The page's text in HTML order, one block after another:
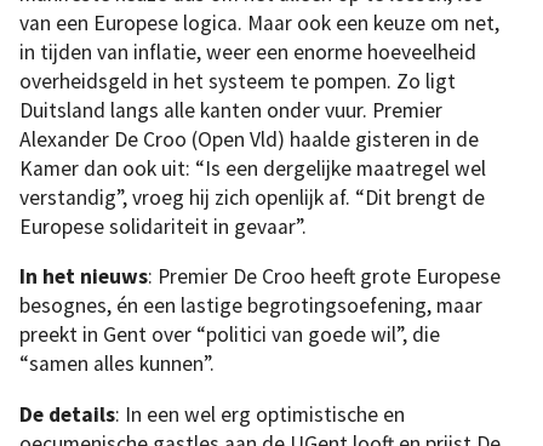
van een Europese logica. Maar ook een keuze om net,
in tijden van inflatie, weer een enorme hoeveelheid
overheidsgeld in het systeem te pompen. Zo ligt
Duitsland langs alle kanten onder vuur. Premier
Alexander De Croo (Open Vld) haalde gisteren in de
Kamer dan ook uit: “Is een dergelijke maatregel wel
verstandig”, vroeg hij zich openlijk af. “Dit brengt de
Europese solidariteit in gevaar”.
In het nieuws: Premier De Croo heeft grote Europese
besognes, én een lastige begrotingsoefening, maar
preekt in Gent over “politici van goede wil”, die
“samen alles kunnen”.
De details: In een wel erg optimistische en